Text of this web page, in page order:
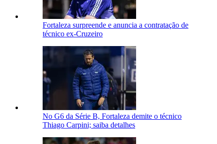
Fortaleza surpreende e anuncia a contratação de
técnico ex-Cruzeiro
No G6 da Série B, Fortaleza demite o técnico
Thiago Carpini; saiba detalhes